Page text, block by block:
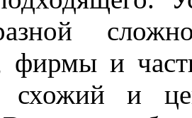
фирмы и
схожий и